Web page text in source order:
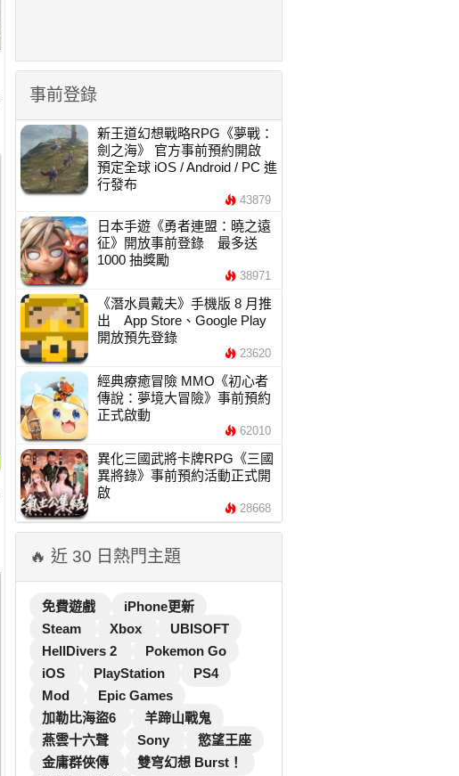
事前登錄
新王道幻想戰略RPG《夢戰：
劍之海》 官方事前預約開啟
預定全球 iOS / Android / PC 進
行發布
43879
日本手遊《勇者連盟：曉之遠
征》開放事前登錄 最多送
1000 抽獎勵
38971
《潛水員戴夫》手機版 8 月推
出 App Store、Google Play
開放預先登錄
23620
經典療癒冒險 MMO《初心者
傳說：夢境大冒險》事前預約
正式啟動
62010
異化三國武將卡牌RPG《三國
異將錄》事前預約活動正式開
啟
28668
🔥 近 30 日熱門主題
免費遊戲
iPhone更新
Steam
Xbox
UBISOFT
HellDivers 2
Pokemon Go
iOS
PlayStation
PS4
Mod
Epic Games
加勒比海盜6
羊蹄山戰鬼
燕雲十六聲
Sony
慾望王座
金庸群俠傳
雙穹幻想 Burst！